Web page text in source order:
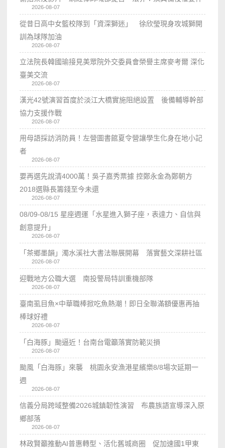
2026-08-07
從昔日高中女籃校隊到「資深獅迷」 徐欣瑩現身攻城獅開
訓為球隊加油
2026-08-07
立法院長韓國瑜接見美眾院外交委員會榮譽主席麥考爾 深化
臺美交流
2026-08-07
漢光42號演習首度於淡江大橋實施阻絕設置 後備輔導幹部
協力支援作戰
2026-08-07
用母語採訪消防員！左營圖書館夏令營讓學生化身在地小記
者
2026-08-07
要再選先說清4000萬！吳子嘉秀票據 控鄭永金為鄭朝方
2018選縣長籌錢至今未還
2026-08-07
08/09-08/15 星座週運「水星進入獅子座，表達力、自信與
創意提升」
2026-08-07
「茶鄉墨韻」濁水溪社大書法聯展開幕 落實藝文深耕社區
2026-08-07
迎戰地方公職大選 南投警局特訓重機部隊
2026-08-07
臺南虱目魚×中華職棒掀吃魚熱潮！即日全聯滿額優惠再抽
棒球好禮
2026-08-07
「白海豚」颱逼近！台南台電籲落實防範災損
2026-08-07
颱風「白海豚」來襲 桃園永安漁港星繽樂8/8場次延期一
週
2026-08-07
信義分局跨域整備2026城鎮韌性演習 布農族語宣導深入原
鄉部落
2026-08-07
林政賢籲推動AI普惠轉型、活化舊城商圈 促加速國1甲東